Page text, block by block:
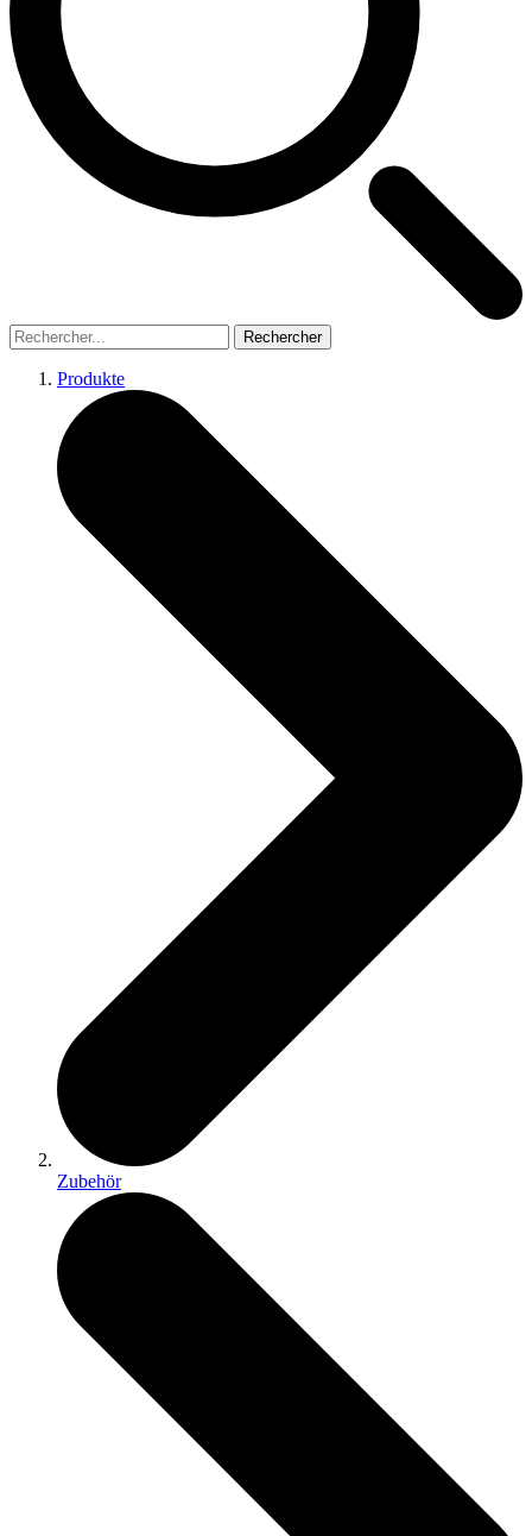
Rechercher
Produkte
Zubehör